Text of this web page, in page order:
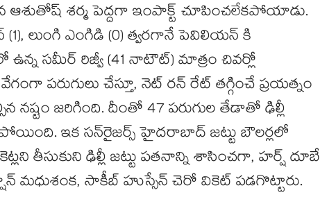
ఆశుతోష్ శర్మ పెద్దగా ఇంపాక్ట్ చూపించలేకపోయాడు.
(1), లుంగి ఎంగిడి (0) త్వరగానే పెవిలియన్ కి
సమీర్ రిజ్వీ (41 నాటౌట్) మాత్రం చివర్లో
పరుగులు చేస్తూ, నెట్ రన్ రేట్ తగ్గించే ప్రయత్నం
నష్టం జరిగింది. దీంతో 47 పరుగుల తేడాతో ఢిల్లీ
ఇక సన్‌రైజర్స్ హైదరాబాద్ జట్టు బౌలర్లలో
తీసుకుని ఢిల్లీ జట్టు పతనాన్ని శాసించగా, హర్ష్ దూబే
మధుశంక, సాకీబ్ హుస్సేన్ చెరో వికెట్ పడగొట్టారు.